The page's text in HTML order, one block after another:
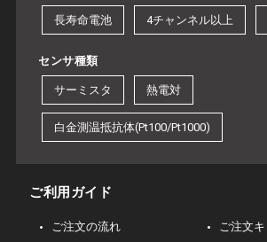
長寿命電池 4チャンネル以上
センサ種類
サーミスタ 熱電対
白金測温抵抗体(Pt100/Pt1000)
ご利用ガイド
ご注文の流れ
ご注文